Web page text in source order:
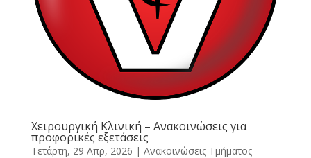
Χειρουργική Κλινική – Ανακοινώσεις για
προφορικές εξετάσεις
Τετάρτη, 29 Απρ, 2026 | Ανακοινώσεις Τμήματος